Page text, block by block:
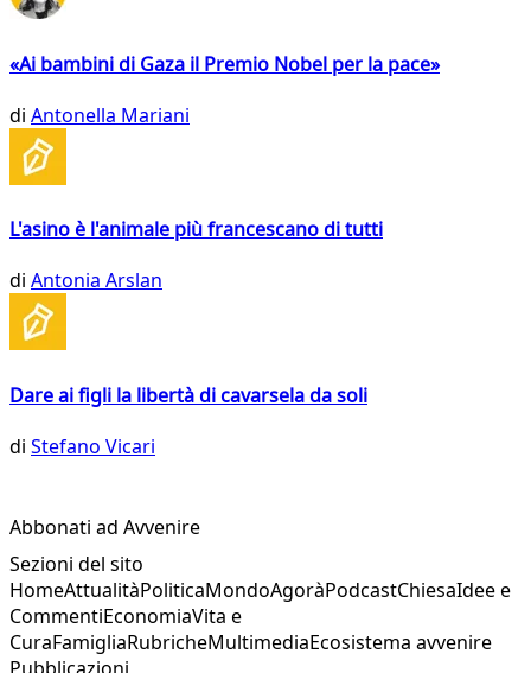
«Ai bambini di Gaza il Premio Nobel per la pace»
di Antonella Mariani
L'asino è l'animale più francescano di tutti
di Antonia Arslan
Dare ai figli la libertà di cavarsela da soli
di Stefano Vicari
Abbonati ad Avvenire
Sezioni del sito
HomeAttualitàPoliticaMondoAgoràPodcastChiesaIdee e
CommentiEconomiaVita e
CuraFamigliaRubricheMultimediaEcosistema avvenire